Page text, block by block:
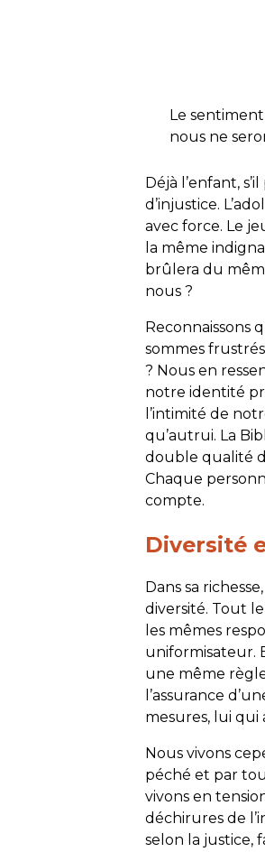
Le
nous ne
Déjà l’enfant,
d’injustice.
avec force. Le
la même
brûlera du
nous ?
Reconnaissons
sommes
? Nous en
notre identité
l’intimité de
qu’autrui. La
double qualité
Chaque
compte.
Diversité
Dans sa
diversité. Tout le
les mêmes
uniformisateur.
une même
l’assurance
mesures, lui qui
Nous vivons
péché et par
vivons en
déchirures de
selon la justice,